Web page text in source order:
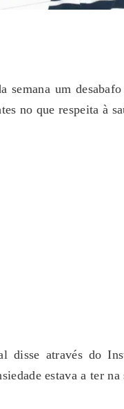
semana um
no que respeita à
disse através do
estava a ter na